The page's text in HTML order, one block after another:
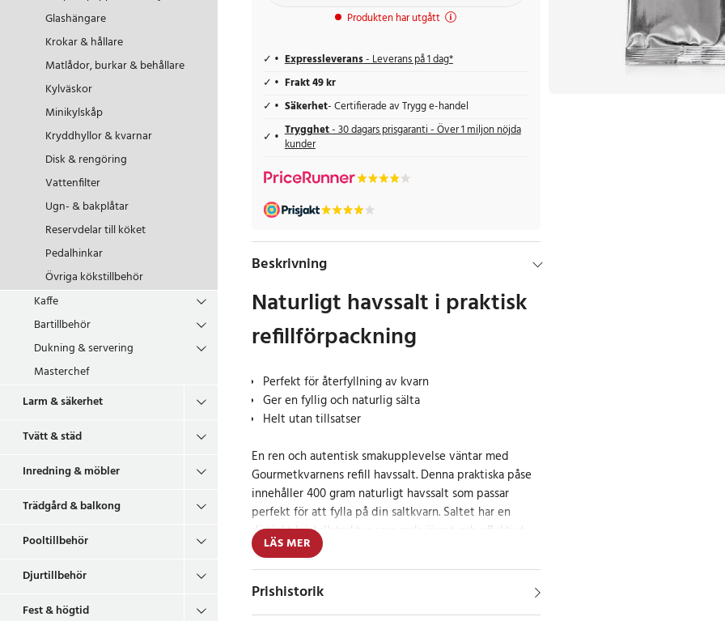
Glashängare
Krokar & hållare
Matlådor, burkar & behållare
Kylväskor
Minikylskåp
Kryddhyllor & kvarnar
Disk & rengöring
Vattenfilter
Ugn- & bakplåtar
Reservdelar till köket
Pedalhinkar
Övriga kökstillbehör
Kaffe
Bartillbehör
Dukning & servering
Masterchef
Larm & säkerhet
Tvätt & städ
Inredning & möbler
Trädgård & balkong
Pooltillbehör
Djurtillbehör
Fest & högtid
Produkten har utgått
Expressleverans- Leverans på 1 dag*
Frakt 49 kr
Säkerhet- Certifierade av Trygg e-handel
Trygghet- 30 dagars prisgaranti - Över 1 miljon nöjda
kunder
Beskrivning
Naturligt havssalt i praktisk
refillförpackning
Perfekt för återfyllning av kvarn
Ger en fyllig och naturlig sälta
Helt utan tillsatser
En ren och autentisk smakupplevelse väntar med
Gourmetkvarnens refill havssalt. Denna praktiska påse
innehåller 400 gram naturligt havssalt som passar
perfekt för att fylla på din saltkvarn. Saltet har en
distinkt kristallstruktur som mals jämnt och effektivt,
vilket gör det lätt att dosera exakt efter smak.
Varje kristall har formats av havet och torkats med
LÄS MER
Prishistorik